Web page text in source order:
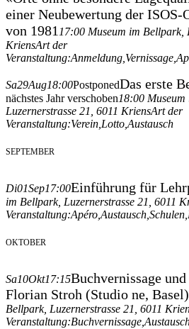
einer Neubewertung der ISOS-
von 1981 17:00 Museum im Bellpark,
KriensArt der
Veranstaltung:Anmeldung, Vernissage,
Sa29Aug18:00PostponedDas erste
nächstes Jahr verschoben18:00
Luzernerstrasse 21, 6011 KriensArt der
Veranstaltung:Verein, Lotto, Austausch
SEPTEMBER
Di01Sep17:00Einführung für
im Bellpark, Luzernerstrasse 21, 6011
Veranstaltung:Apéro, Austausch, Schulen,
OKTOBER
Sa10Okt17:15Buchvernissage
Florian Stroh (Studio ne, Basel)
Bellpark, Luzernerstrasse 21, 6011
Veranstaltung:Buchvernissage,